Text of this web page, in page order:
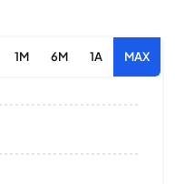
1M 6M 1A MAX